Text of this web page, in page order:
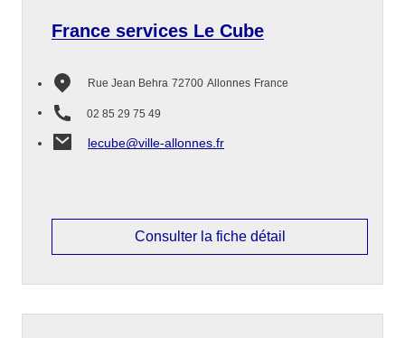
France services Le Cube
Rue Jean Behra 72700 Allonnes France
02 85 29 75 49
lecube@ville-allonnes.fr
Consulter la fiche détail